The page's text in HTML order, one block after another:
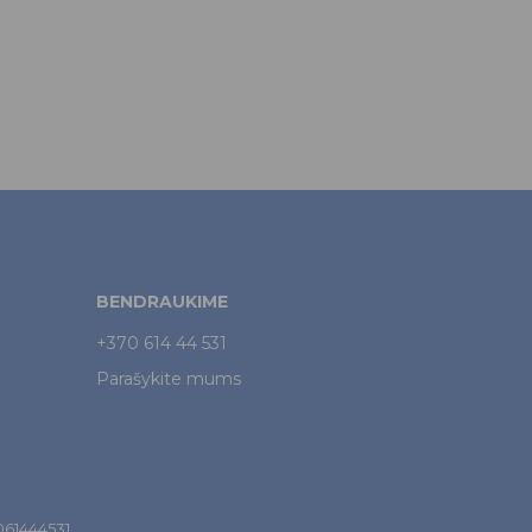
BENDRAUKIME
+370 614 44 531
Parašykite mums